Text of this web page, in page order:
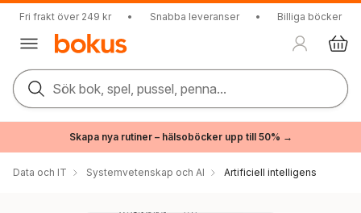
Fri frakt över 249 kr • Snabba leveranser • Billiga böcker
Sök bok, spel, pussel, penna...
Skapa nya rutiner – hälsoböcker upp till 50% →
Data och IT Systemvetenskap och AI Artificiell intelligens